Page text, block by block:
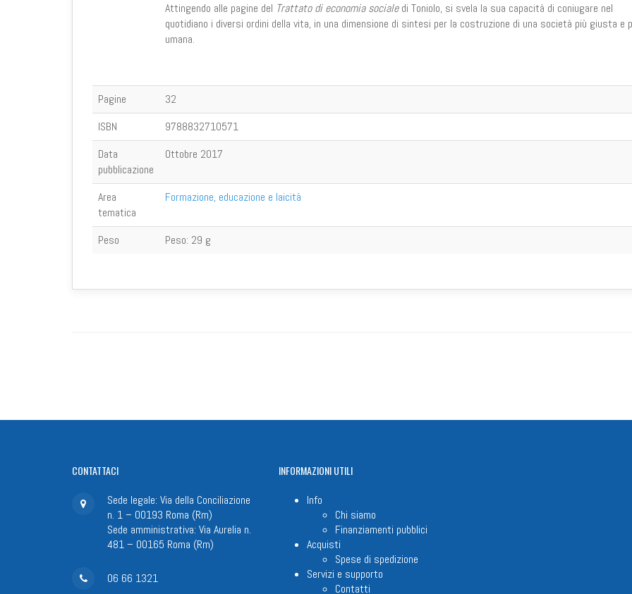
Attingendo alle pagine del Trattato di economia socialedi Toniolo, si svela la sua capacità di coniugare nel
quotidiano i diversi ordini della vita, in una dimensione di sintesi per la costruzione di una società più giusta e
umana.
Pagine
32
ISBN
9788832710571
Data
pubblicazione
Ottobre 2017
Area
tematica
Formazione, educazione e laicità
Peso Peso: 29 g
CONTATTACI
Sede legale: Via della Conciliazione
n. 1 – 00193 Roma (Rm)
Sede amministrativa: Via Aurelia n.
481 – 00165 Roma (Rm)
06 66 1321
INFORMAZIONIUTILI
Info
Chi siamo
Finanziamenti pubblici
Acquisti
Spese di spedizione
Servizi e supporto
Contatti